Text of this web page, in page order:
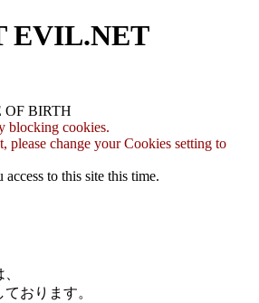
EVIL.NET
OF BIRTH
blocking cookies.
please change your Cookies setting to
to this site this time.
おります。